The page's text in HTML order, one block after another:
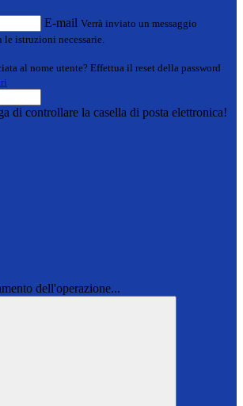
E-mail Verrà inviato un messaggio
istruzioni necessarie.
al nome utente? Effettua il reset della password
di controllare la casella di posta elettronica!
dell'operazione...